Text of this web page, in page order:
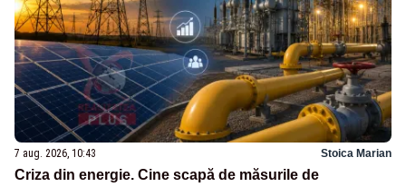
7 aug. 2026, 10:43 Stoica Marian
Criza din energie. Cine scapă de măsurile de